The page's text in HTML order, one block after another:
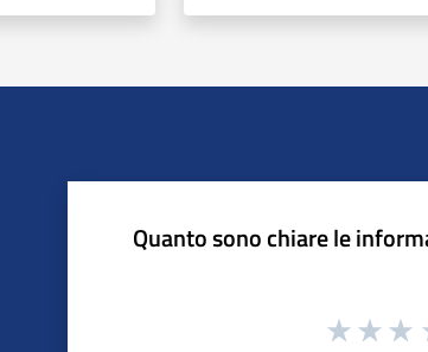
Quanto sono chiare le